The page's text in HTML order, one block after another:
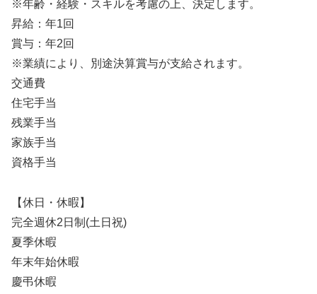
※年齢・経験・スキルを考慮の上、決定します。
昇給：年1回
賞与：年2回
※業績により、別途決算賞与が支給されます。
交通費
住宅手当
残業手当
家族手当
資格手当
【休日・休暇】
完全週休2日制(土日祝)
夏季休暇
年末年始休暇
慶弔休暇